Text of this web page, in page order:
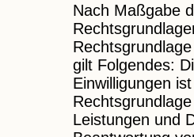
Nach Maßgabe
gilt Folgendes:
Einwilligungen
Leistungen und